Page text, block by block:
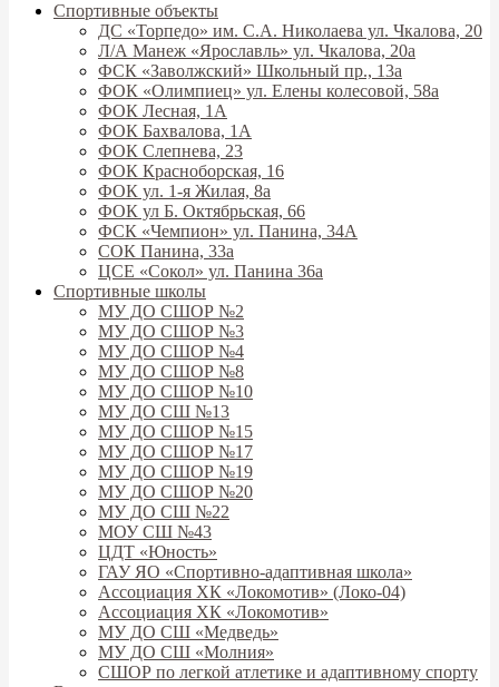
навигацииСпортивные объекты
ДС «Торпедо» им. С.А. Николаева ул. Чкалова, 20
Л/А Манеж «Ярославль» ул. Чкалова, 20а
ФСК «Заволжский» Школьный пр., 13а
ФОК «Олимпиец» ул. Елены колесовой, 58а
ФОК Лесная, 1А
ФОК Бахвалова, 1А
ФОК Слепнева, 23
ФОК Красноборская, 16
ФОК ул. 1-я Жилая, 8а
ФОК ул Б. Октябрьская, 66
ФСК «Чемпион» ул. Панина, 34А
СОК Панина, 33а
ЦСЕ «Сокол» ул. Панина 36а
Спортивные школы
МУ ДО СШОР №2
МУ ДО СШОР №3
МУ ДО СШОР №4
МУ ДО СШОР №8
МУ ДО СШОР №10
МУ ДО СШ №13
МУ ДО СШОР №15
МУ ДО СШОР №17
МУ ДО СШОР №19
МУ ДО СШОР №20
МУ ДО СШ №22
МОУ СШ №43
ЦДТ «Юность»
ГАУ ЯО «Спортивно-адаптивная школа»
Ассоциация ХК «Локомотив» (Локо-04)
Ассоциация ХК «Локомотив»
МУ ДО СШ «Медведь»
МУ ДО СШ «Молния»
СШОР по легкой атлетике и адаптивному спорту